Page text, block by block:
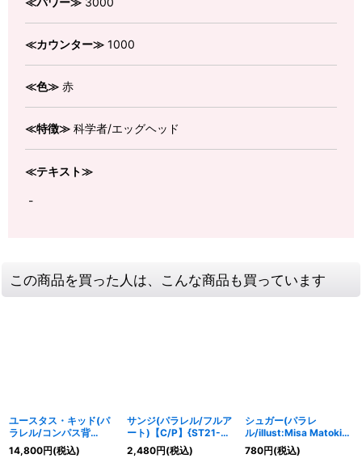
≪カウンター≫ 1000
≪色≫ 赤
≪特徴≫ 科学者/エッグヘッド
≪テキスト≫
-
この商品を買った人は、こんな商品も買っています
ユースタス・キッド(パ
ラレル/コンパス背
景/illust:toshiaki
takayama)【SR/P】
14,800円(税込)
サンジ(パラレル/フルア
ート)【C/P】{ST21-
003}
2,480円(税込)
シュガー(パラレ
ル/illust:Misa Matoki)
【SR/P】{OP04-024}
780円(税込)